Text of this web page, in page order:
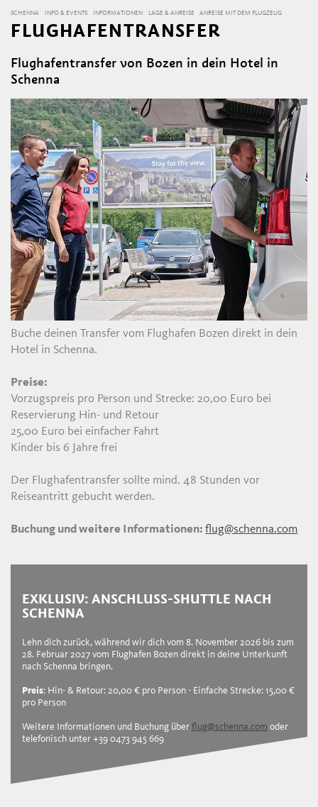
SCHENNA INFO & EVENTS INFORMATIONEN LAGE & ANREISE ANREISE MIT DEM FLUGZEUG
FLUGHAFENTRANSFER
Flughafentransfer von Bozen in dein Hotel in
Schenna
Buche deinen Transfer vom Flughafen Bozen direkt in dein
Hotel in Schenna.
Preise:
Vorzugspreis pro Person und Strecke: 20,00 Euro bei
Reservierung Hin- und Retour
25,00 Euro bei einfacher Fahrt
Kinder bis 6 Jahre frei
Der Flughafentransfer sollte mind. 48 Stunden vor
Reiseantritt gebucht werden.
Buchung und weitere Informationen:flug@schenna.com
EXKLUSIV: ANSCHLUSS-SHUTTLE NACH
SCHENNA
Lehn dich zurück, während wir dich vom 8. November 2026 bis zum
28. Februar 2027 vom Flughafen Bozen direkt in deine Unterkunft
nach Schenna bringen.
Preis: Hin- & Retour: 20,00 € pro Person - Einfache Strecke: 15,00 €
pro Person
Weitere Informationen und Buchung über flug@schenna.com oder
telefonisch unter +39 0473 945 669